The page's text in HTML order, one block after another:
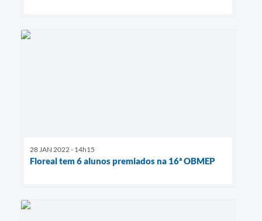
28 JAN 2022 - 14h15
Floreal tem 6 alunos premiados na 16ª OBMEP